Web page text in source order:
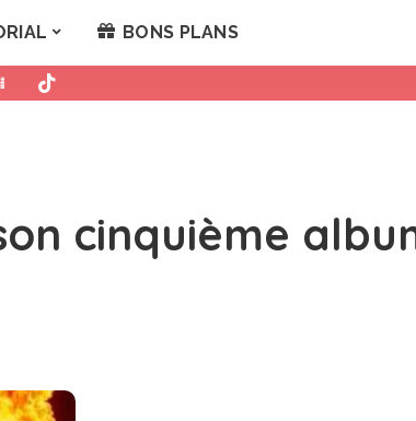
BONS PLANS
cinquième